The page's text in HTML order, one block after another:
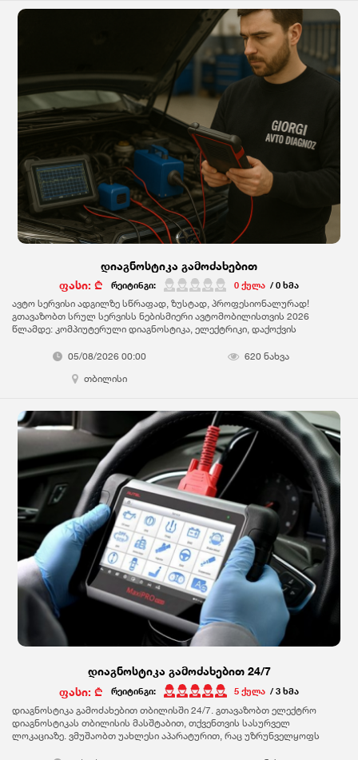
დაგვიკავშირდით ახლავე და მიიღეთ საიმედო მომსახურება!
გთავაზობთ ავტომობილის სრულ დიაგნოსტიკას ადგილზე მისვლით
თბილისის მაშტაბით. ვმუშაობ უახლესი აპარატურით.
#ავტომობილისსრულიდიაგნოსტიკა #დიაგნოსტიკა #მანქანის
დიაგნოსტიკა #ელექტრო დიაგნოსტიკა გამოძახებით #ავტო
დიაგნოსტიკა #ავტო დიაგნოსტიკა გამოძახებით #კომპიუტერული
დიაგნოსტიკა გამოძახებით #დიაგნოსტიკა ადგილზე მისვლით
#მანქანის შეძენისწინა დიაგნოსტიკა #ელექტრონული დიაგნოსტიკა
მანქანააზე #მანქანის კომპიუტერული დიაგნოსტიკა
#გამოძახებითსერვისი #დიაგნოსტიკაგამოძახებით
#მანქანისდიაგნოსტიკა #კომპიუტერულიდიაგნოსტიკა
#ავტოდიაგნოსტიკა #ავტოსერვისი #ავტოელექტრონიკა #ავტოელექტრო
#სწრაფიმომსახურება #გამოძახებითსერვისი #თბილისიავტოსერვისი
#CarDiagnostics #MobileDiagnostics #AutoDiagnostics #VehicleCheck
#OnSiteService #CarServiceTbilisi #CarRepair #OBDScanner
#MobileMechanic #diagnostika #diagnostika #auto diagnostics #car
diagnostics on call
დიაგნოსტიკა გამოძახებით
ფასი: ₾
რეიტინგი: 0 ქულა / 0 ხმა
ავტო სერვისი ადგილზე სწრაფად, ზუსტად, პროფესიონალურად!
გთავაზობთ სრულ სერვისს ნებისმიერი ავტომობილისთვის 2026
წლამდე: კომპიუტერული დიაგნოსტიკა, ელექტრიკი, დაქოქვის
დახმარება, მომსახურება მიწოდებით ადგილზე გამოძახებით ან
ლოგიკურად და სამართლიანად
05/08/2026 00:00
620 ნახვა
თბილისი
დიაგნოსტიკა გამოძახებით 24/7
ფასი: ₾
რეიტინგი: 5 ქულა / 3 ხმა
დიაგნოსტიკა გამოძახებით თბილისში 24/7. გთავაზობთ ელექტრო
დიაგნოსტიკას თბილისის მასშტაბით, თქვენთვის სასურველ
ლოკაციაზე. ვმუშაობთ უახლესი აპარატურით, რაც უზრუნველყოფს